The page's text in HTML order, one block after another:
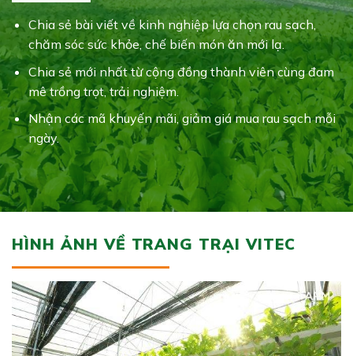
Chia sẻ bài viết về kinh nghiệp lựa chọn rau sạch,
chăm sóc sức khỏe, chế biến món ăn mới lạ.
Chia sẻ mới nhất từ cộng đồng thành viên cùng đam
mê trồng trọt, trải nghiệm.
Nhận các mã khuyến mãi, giảm giá mua rau sạch mỗi
ngày.
HÌNH ẢNH VỀ TRANG TRẠI VITEC